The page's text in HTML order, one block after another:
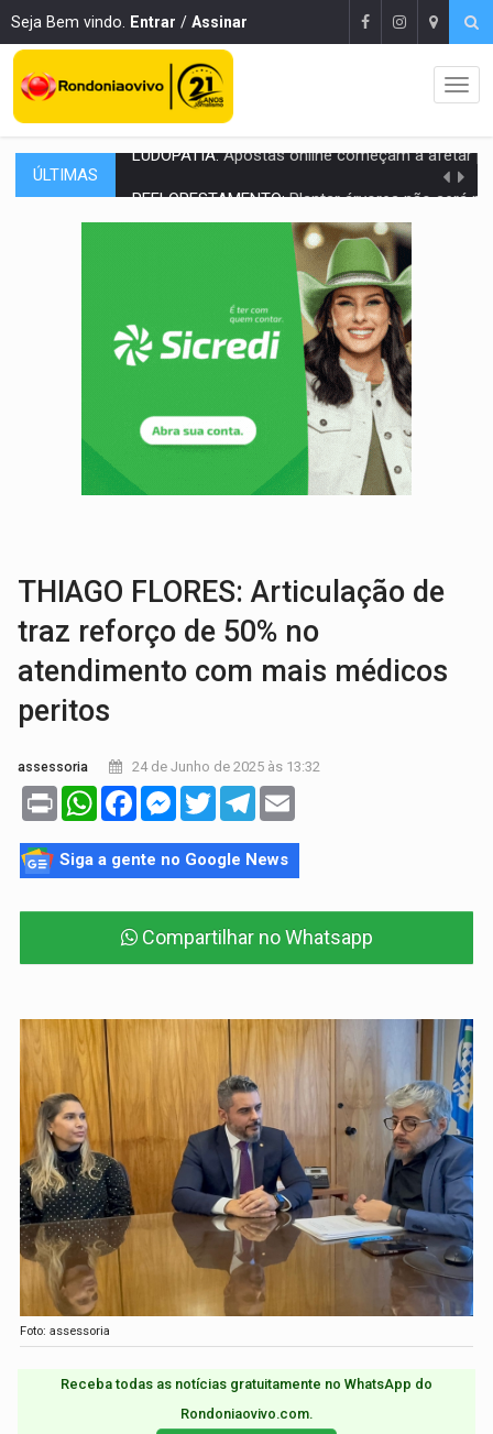
Seja Bem vindo. Entrar / Assinar
ÚLTIMAS Plantar árvores não será mais suficiente para
OVNIS NA LUA:Cientistas alertam para possível base secreta no satélite
ACABOU COM PEUGEOT: Incêndio destrói carro que era rebocado para oficina
Ladrão é filmado furtando moto na frente do bar
BOLSAS DE PESQUISA: Iniciativa Amazônia+10 lança chamada para fortalecer
Brasil tem grandes reservas de urânio, mas produz pouco e
VÍDEO:Serpente capturada na fábrica da Coca-Cola é
HOMENAGEM: Cientistas cassados pelo AI-5 se tornam pesquisadores
THIAGO FLORES: Articulação de
traz reforço de 50% no
atendimento com mais médicos
peritos
assessoria 24 de Junho de 2025 às 13:32
Print WhatsAppFacebookMessenger
TwitterTelegram
Siga a gente no Google News
Compartilhar no Whatsapp
Foto: assessoria
Receba todas as notícias gratuitamente no WhatsApp do
Rondoniaovivo.com.​